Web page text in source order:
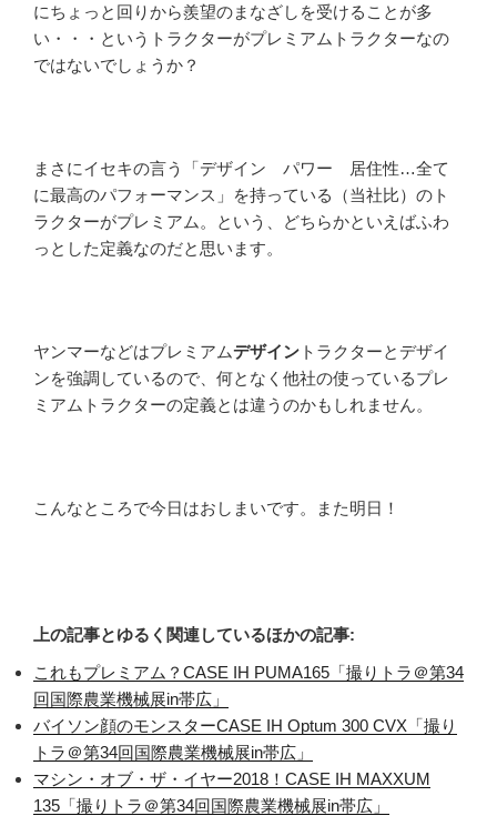
にちょっと回りから羨望のまなざしを受けることが多
い・・・というトラクターがプレミアムトラクターなの
ではないでしょうか？
まさにイセキの言う「デザイン パワー 居住性…全て
に最高のパフォーマンス」を持っている（当社比）のト
ラクターがプレミアム。という、どちらかといえばふわ
っとした定義なのだと思います。
ヤンマーなどはプレミアムデザイン トラクターとデザイ
ンを強調しているので、何となく他社の使っているプレ
ミアムトラクターの定義とは違うのかもしれません。
こんなところで今日はおしまいです。また明日！
上の記事とゆるく関連しているほかの記事:
これもプレミアム？CASE IH PUMA165「撮りトラ＠第34
回国際農業機械展in帯広」
バイソン顔のモンスターCASE IH Optum 300 CVX「撮り
トラ＠第34回国際農業機械展in帯広」
マシン・オブ・ザ・イヤー2018！CASE IH MAXXUM
135「撮りトラ＠第34回国際農業機械展in帯広」